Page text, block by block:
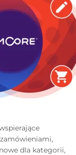
dla kategorii,